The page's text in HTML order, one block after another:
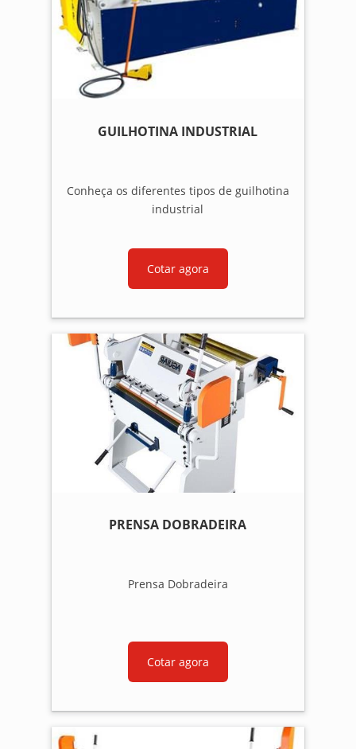
GUILHOTINA INDUSTRIAL
Conheça os diferentes tipos de guilhotina
industrial
Cotar agora
PRENSA DOBRADEIRA
Prensa Dobradeira
Cotar agora